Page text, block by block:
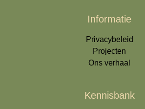
Informatie
Privacybeleid
Projecten
Ons verhaal
Kennisbank